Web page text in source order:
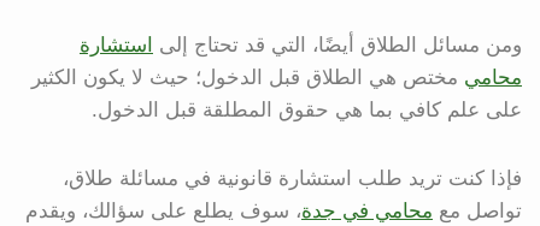
ومن مسائل الطلاق أيضًا، التي قد تحتاج إلى
استشارة
محامي مختص هي الطلاق قبل الدخول؛ حيث لا يكون الكثير
على علم كافي بما هي حقوق المطلقة قبل الدخول.
فإذا كنت تريد طلب استشارة قانونية في مسائلة طلاق،
تواصل مع محامي في جدة، سوف يطلع على سؤالك، ويقدم